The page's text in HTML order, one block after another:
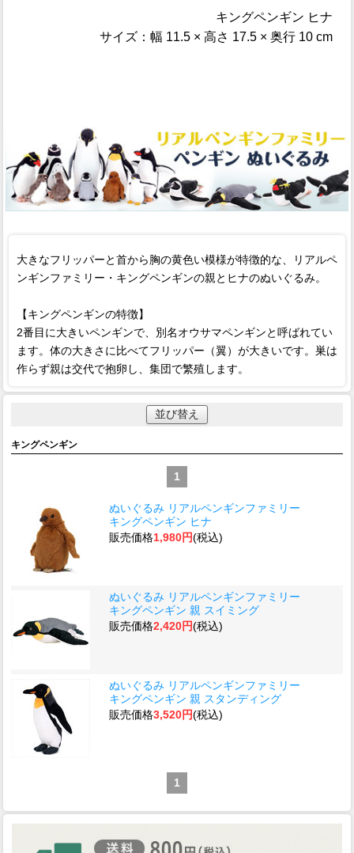
キングペンギン ヒナ
サイズ：幅 11.5 × 高さ 17.5 × 奥行 10 cm
大きなフリッパーと首から胸の黄色い模様が特徴的な、リアルペ
ンギンファミリー・キングペンギンの親とヒナのぬいぐるみ。
【キングペンギンの特徴】
2番目に大きいペンギンで、別名オウサマペンギンと呼ばれてい
ます。体の大きさに比べてフリッパー（翼）が大きいです。巣は
作らず親は交代で抱卵し、集団で繁殖します。
並び替え
キングペンギン
1
ぬいぐるみ リアルペンギンファミリー
キングペンギン ヒナ
販売価格1,980円(税込)
ぬいぐるみ リアルペンギンファミリー
キングペンギン 親 スイミング
販売価格2,420円(税込)
ぬいぐるみ リアルペンギンファミリー
キングペンギン 親 スタンディング
販売価格3,520円(税込)
1